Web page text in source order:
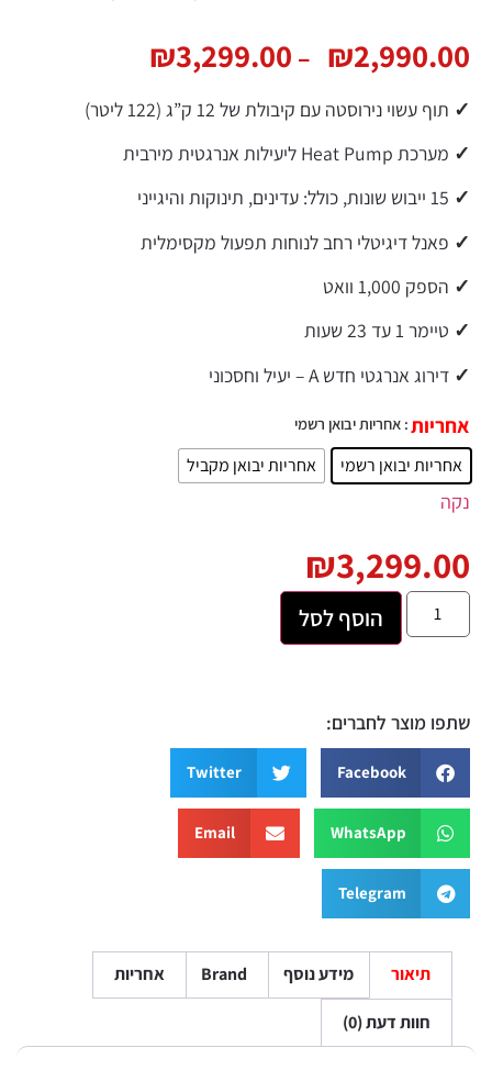
₪2,990.00
–
₪3,299.00
✓ תוף עשוי נירוסטה עם קיבולת של 12 ק”ג (122 ליטר)
✓ מערכת Heat Pump ליעילות אנרגטית מירבית
✓ 15 ייבוש שונות, כולל: עדינים, תינוקות והיגייני
✓ פאנל דיגיטלי רחב לנוחות תפעול מקסימלית
✓ הספק 1,000 וואט
✓ טיימר 1 עד 23 שעות
✓ דירוג אנרגטי חדש A – יעיל וחסכוני
אחריות: אחריות יבואן רשמי
אחריות יבואן רשמי אחריות יבואן מקביל
נקה
₪3,299.00
הוסף לסל
שתפו מוצר לחברים:
Facebook
Twitter
WhatsApp
Email
Telegram
תיאור מידע נוסף Brand אחריות
חוות דעת (0)